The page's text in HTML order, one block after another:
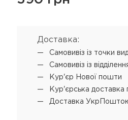
Treatment
REPAIR
відновлення
POWER миттєве
Доставка:
Самовивіз iз точки
Самовивіз iз
Кур'єр Нової пошти
Кур'єрська доставка
Доставка